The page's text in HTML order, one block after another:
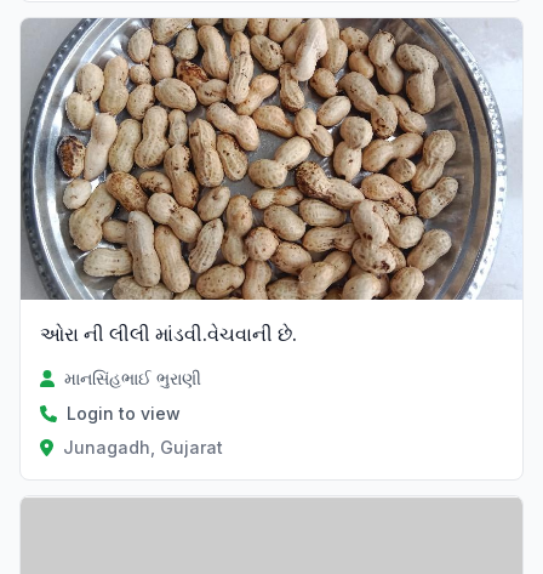
ઓરા ની લીલી માંડવી.વેચવાની છે.
માનસિંહભાઈ ભુરાણી
Login to view
Junagadh, Gujarat